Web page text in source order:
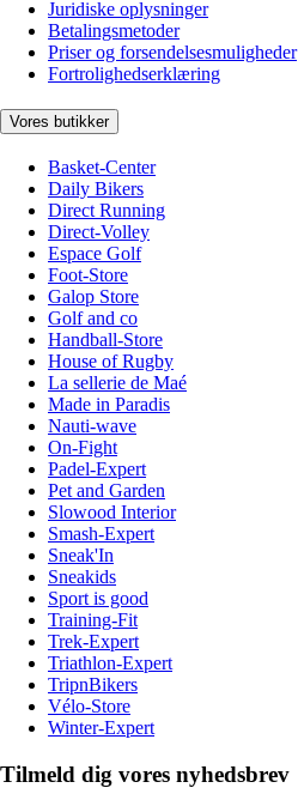
Juridiske oplysninger
Betalingsmetoder
Priser og forsendelsesmuligheder
Fortrolighedserklæring
Vores butikker
Basket-Center
Daily Bikers
Direct Running
Direct-Volley
Espace Golf
Foot-Store
Galop Store
Golf and co
Handball-Store
House of Rugby
La sellerie de Maé
Made in Paradis
Nauti-wave
On-Fight
Padel-Expert
Pet and Garden
Slowood Interior
Smash-Expert
Sneak'In
Sneakids
Sport is good
Training-Fit
Trek-Expert
Triathlon-Expert
TripnBikers
Vélo-Store
Winter-Expert
Tilmeld dig vores nyhedsbrev